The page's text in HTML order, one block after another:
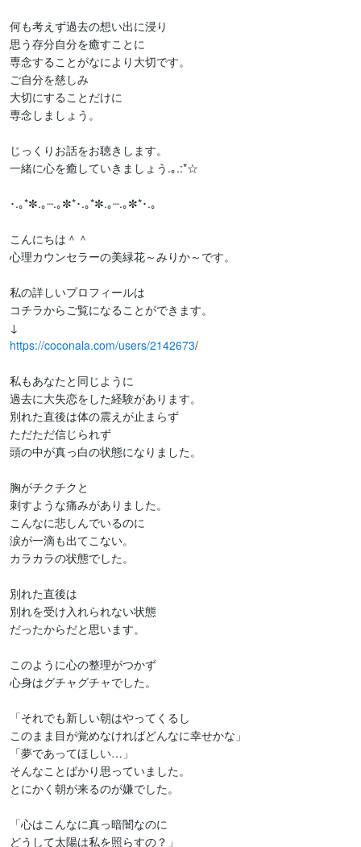
何も考えず過去の想い出に浸り
思う存分自分を癒すことに
専念することがなにより大切です。
ご自分を慈しみ
大切にすることだけに
専念しましょう。
じっくりお話をお聴きします。
一緒に心を癒していきましょう.｡.:*☆
･.｡*✼.｡┈.｡✼*･.｡*✼.｡┈.｡✼*･.｡
こんにちは＾＾
心理カウンセラーの美緑花～みりか～です。
私の詳しいプロフィールは
コチラからご覧になることができます。
https://coconala.com/users/2142673/
私もあなたと同じように
過去に大失恋をした経験があります。
別れた直後は体の震えが止まらず
ただただ信じられず
頭の中が真っ白の状態になりました。
胸がチクチクと
刺すような痛みがありました。
こんなに悲しんでいるのに
涙が一滴も出てこない。
カラカラの状態でした。
別れた直後は
別れを受け入れられない状態
だったからだと思います。
このように心の整理がつかず
心身はグチャグチャでした。
「それでも新しい朝はやってくるし
このまま目が覚めなければどんなに幸せかな」
「夢であってほしい…」
そんなことばかり思っていました。
とにかく朝が来るのが嫌でした。
「心はこんなに真っ暗闇なのに
どうして太陽は私を照らすの？」